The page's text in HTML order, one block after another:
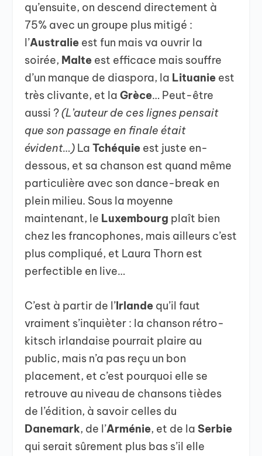
qu’ensuite, on descend directement à
75% avec un groupe plus mitigé :
l’Australie est fun mais va ouvrir la
soirée, Malte est efficace mais souffre
d’un manque de diaspora, la Lituanie est
très clivante, et laGrèce… Peut-être
aussi ?(L’auteur de ces lignes pensait
que son passage en finale était
évident…) LaTchéquie est juste en-
dessous, et sa chanson est quand même
particulière avec son dance-break en
plein milieu. Sous la moyenne
maintenant, le Luxembourg plaît bien
chez les francophones, mais ailleurs c’est
plus compliqué, et Laura Thorn est
perfectible en live…
C’est à partir de l’Irlande qu’il faut
vraiment s’inquièter : la chanson rétro-
kitsch irlandaise pourrait plaire au
public, mais n’a pas reçu un bon
placement, et c’est pourquoi elle se
retrouve au niveau de chansons tièdes
de l’édition, à savoir celles du
Danemark, de l’Arménie, et de la Serbie
qui serait sûrement plus bas s’il elle